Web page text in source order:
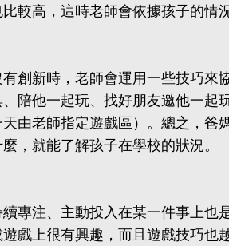
較高，這時老師會依據孩子的情
創新時，老師會運用一些技巧來
陪他一起玩、找好朋友邀他一起
由老師指定遊戲區）。總之，爸
，就能了解孩子在學校的狀況。
專注、主動投入在某一件事上也
戲上很有興趣，而且遊戲技巧也